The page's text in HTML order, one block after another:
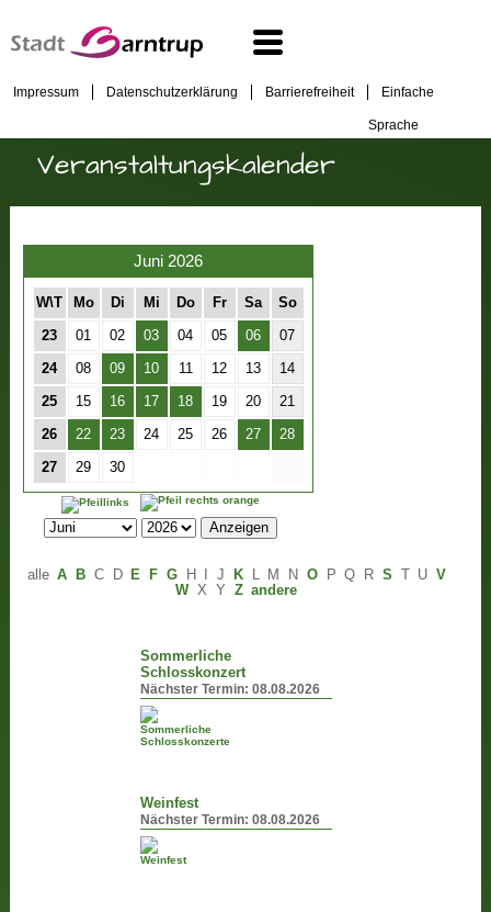
Impressum Datenschutzerklärung Barrierefreiheit Einfache
Sprache
Veranstaltungskalender
Juni 2026
W\T Mo Di Mi Do Fr Sa So
23 01 02 03 04 05 06 07
24 08 09 10 11 12 13 14
25 15 16 17 18 19 20 21
26 22 23 24 25 26 27 28
27 29 30
alle A B C D E F G H J K L M N O P Q R S U V
W X Y Z andere
Sommerliche
Schlosskonzert
Nächster Termin:08.08.2026
Weinfest
Nächster Termin:08.08.2026